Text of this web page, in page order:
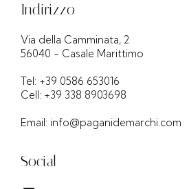
Indirizzo
Via della Camminata, 2
56040 - Casale Marittimo
Tel: +39 0586 653016
Cell: +39 338 8903698
Email: info@paganidemarchi.com
Social